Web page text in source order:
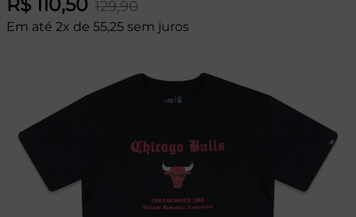
129,90
Em até 2x de 55,25 sem juros